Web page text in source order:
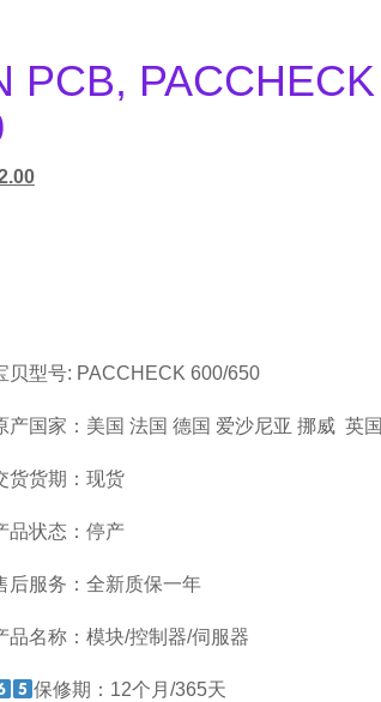
PCB, PACCHECK
贝型号: PACCHECK 600/650
产国家：美国 法国 德国 爱沙尼亚 挪威 英国
货货期：现货
品状态：停产
后服务：全新质保一年
品名称：模块/控制器/伺服器
保修期：12个月/365天